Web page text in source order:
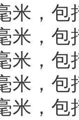
米，
米，
米，
米，
米，